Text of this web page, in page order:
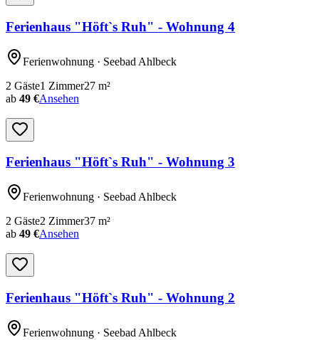
Ferienhaus "Höft`s Ruh" - Wohnung 4
Ferienwohnung · Seebad Ahlbeck
2 Gäste1 Zimmer27 m²
ab 49 €Ansehen
Ferienhaus "Höft`s Ruh" - Wohnung 3
Ferienwohnung · Seebad Ahlbeck
2 Gäste2 Zimmer37 m²
ab 49 €Ansehen
Ferienhaus "Höft`s Ruh" - Wohnung 2
Ferienwohnung · Seebad Ahlbeck